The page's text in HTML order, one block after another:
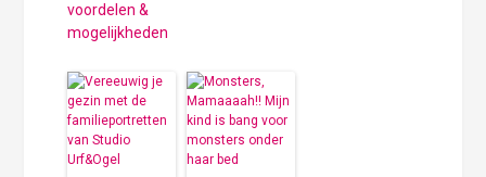
voordelen &
mogelijkheden